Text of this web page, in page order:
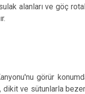
alanları ve göç
görür
dikit ve sütunlarla